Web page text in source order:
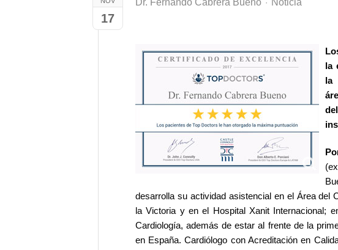
17
Dr. Fernando Cabrera Bueno Noticia
la
la
desarrolla su actividad asistencial en el Área del
la Victoria y en el Hospital Xanit Internacional;
Cardiología, además de estar al frente de la
en España. Cardiólogo con Acreditación en